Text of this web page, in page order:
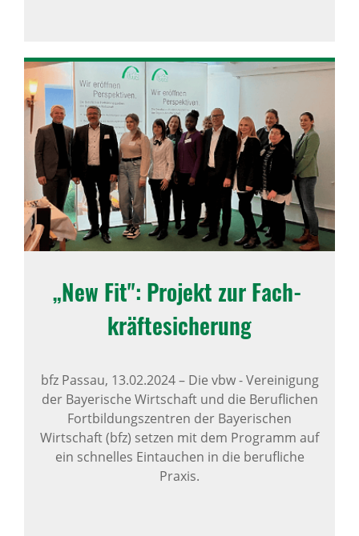
„New Fit": Projekt zur Fach­
kräf­te­si­che­rung
bfz Passau, 13.02.2024–Die vbw - Vereinigung
der Bayerische Wirtschaft und die Beruflichen
Fortbildungszentren der Bayerischen
Wirtschaft (bfz) setzen mit dem Programm auf
ein schnelles Eintauchen in die berufliche
Praxis.